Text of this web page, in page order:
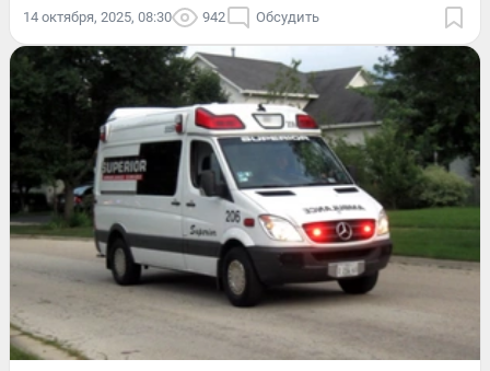
14 октября, 2025, 08:30 942 Обсудить